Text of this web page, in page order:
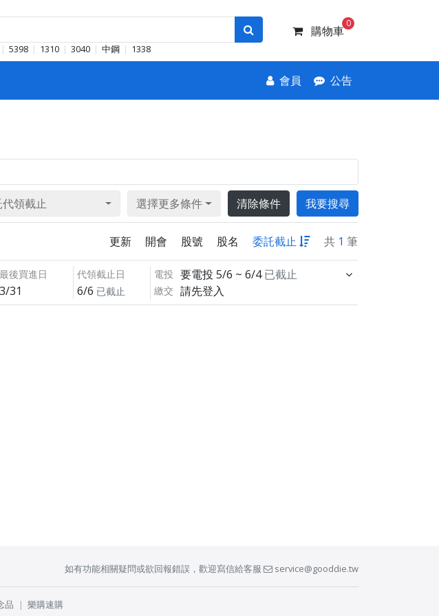
5398 1310 3040 中鋼 1338
購物車
0
會員 公告
領截止 選擇更多條件 清除條件 我要搜尋
更新 開會 股號 股名 委託截止 共 1 筆
最後買進日
3/31
代領截止日
6/6 已截止
電投 要電投 5/6 ~ 6/4 已截止
繳交 請先登入
如有功能相關疑問或欲回報錯誤，歡迎寫信給客服 service@gooddie.tw
品 樂購速購